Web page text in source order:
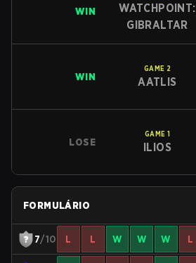
WIN
WATCHPOINT:
GIBRALTAR
WIN
GAME 2
AATLIS
LOSE
GAME 1
ILIOS
FORMULÁRIO
7/10 L L W W W L